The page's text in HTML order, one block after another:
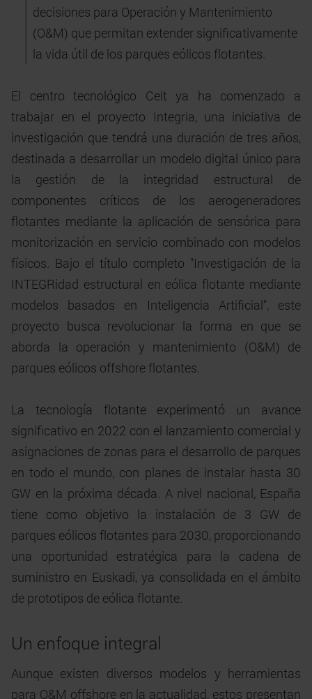
decisiones para Operación y Mantenimiento
(O&M) que permitan extender significativamente
la vida útil de los parques eólicos flotantes.
El centro tecnológico Ceit ya ha comenzado a
trabajar en el proyecto Integria, una iniciativa de
investigación que tendrá una duración de tres años,
destinada a desarrollar un modelo digital único para
la gestión de la integridad estructural de
componentes críticos de los aerogeneradores
flotantes mediante la aplicación de sensórica para
monitorización en servicio combinado con modelos
físicos. Bajo el título completo "Investigación de la
INTEGRidad estructural en eólica flotante mediante
modelos basados en Inteligencia Artificial", este
proyecto busca revolucionar la forma en que se
aborda la operación y mantenimiento (O&M) de
parques eólicos offshore flotantes.
La tecnología flotante experimentó un avance
significativo en 2022 con el lanzamiento comercial y
asignaciones de zonas para el desarrollo de parques
en todo el mundo, con planes de instalar hasta 30
GW en la próxima década. A nivel nacional, España
tiene como objetivo la instalación de 3 GW de
parques eólicos flotantes para 2030, proporcionando
una oportunidad estratégica para la cadena de
suministro en Euskadi, ya consolidada en el ámbito
de prototipos de eólica flotante.
Un enfoque integral
Aunque existen diversos modelos y herramientas
para O&M offshore en la actualidad, estos presentan